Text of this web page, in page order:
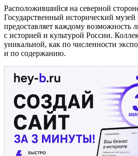
Расположившийся на северной
Государственный исторический
предоставляет каждому возможность
с историей и культурой России.
уникальной, как по численности
и по содержанию.